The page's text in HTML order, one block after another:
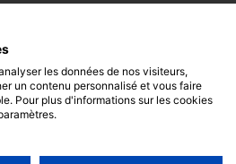
les données de nos visiteurs,
un contenu personnalisé et vous faire
Pour plus d'informations sur les cookies